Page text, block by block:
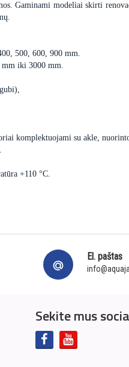
Gaminami modeliai skirti
500, 600, 900 mm.
iki 3000 mm.
komplektuojami su akle,
+110 °C.
El. paštas
Sekite mus